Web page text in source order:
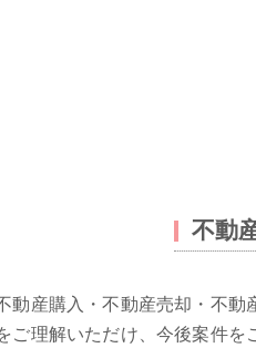
不動
動産購入・不動産売却・不
ご理解いただけ、今後案件を